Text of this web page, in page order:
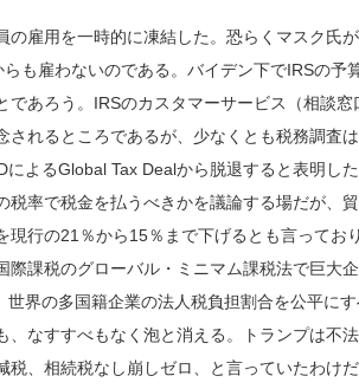
雇用を一時的に凍結した。恐らくマスク氏
も雇わないのである。バイデン下でIRSの予
あろう。IRSのカスタマーサービス（相談
れるところであるが、少なくとも税務調査は
よるGlobal Tax Dealから脱退すると表明し
率で税金を払うべきかを議論する場だが、
行の21％から15％まで下げるとも言ってお
課税のグローバル・ミニマム課税法で巨大
界の多国籍企業の法人税負担割合を公平に
なすすべもなく泡と消える。トランプは不
、相続税なし崩しゼロ、と言っていたわけ